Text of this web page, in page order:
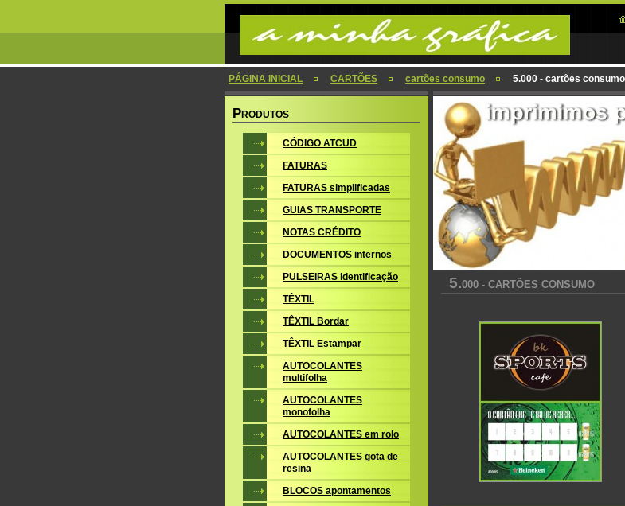
PÁGINA INICIAL CARTÕES cartões consumo 5.000 - cartões consumo
5.000 - CARTÕES CONSUMO
PRODUTOS
CÓDIGO ATCUD
FATURAS
FATURAS simplificadas
GUIAS TRANSPORTE
NOTAS CRÉDITO
DOCUMENTOS internos
PULSEIRAS identificação
TÊXTIL
TÊXTIL Bordar
TÊXTIL Estampar
AUTOCOLANTES
multifolha
AUTOCOLANTES
monofolha
AUTOCOLANTES em rolo
AUTOCOLANTES gota de
resina
BLOCOS apontamentos